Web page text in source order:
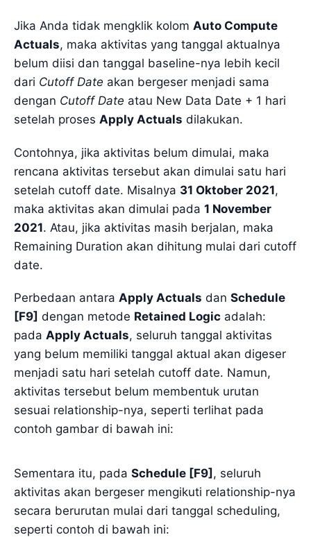
Jika Anda tidak mengklik kolom Auto Compute
Actuals, maka aktivitas yang tanggal aktualnya
belum diisi dan tanggal baseline-nya lebih kecil
dari Cutoff Date akan bergeser menjadi sama
dengan Cutoff Date atau New Data Date + 1 hari
setelah proses Apply Actuals dilakukan.
Contohnya, jika aktivitas belum dimulai, maka
rencana aktivitas tersebut akan dimulai satu hari
setelah cutoff date. Misalnya 31 Oktober 2021,
maka aktivitas akan dimulai pada 1 November
2021. Atau, jika aktivitas masih berjalan, maka
Remaining Duration akan dihitung mulai dari cutoff
date.
Perbedaan antara Apply Actuals dan Schedule
[F9] dengan metode Retained Logic adalah:
pada Apply Actuals, seluruh tanggal aktivitas
yang belum memiliki tanggal aktual akan digeser
menjadi satu hari setelah cutoff date. Namun,
aktivitas tersebut belum membentuk urutan
sesuai relationship-nya, seperti terlihat pada
contoh gambar di bawah ini:
Sementara itu, pada Schedule [F9] , seluruh
aktivitas akan bergeser mengikuti relationship-nya
secara berurutan mulai dari tanggal scheduling,
seperti contoh di bawah ini: